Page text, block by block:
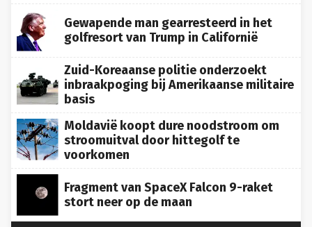
Gewapende man gearresteerd in het
golfresort van Trump in Californië
Zuid-Koreaanse politie onderzoekt
inbraakpoging bij Amerikaanse militaire
basis
Moldavië koopt dure noodstroom om
stroomuitval door hittegolf te
voorkomen
Fragment van SpaceX Falcon 9-raket
stort neer op de maan